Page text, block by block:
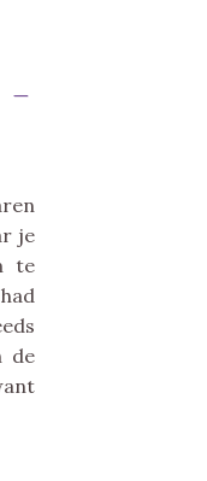
–
je
te
de